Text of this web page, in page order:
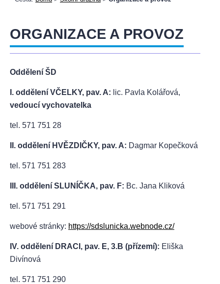
ORGANIZACE A PROVOZ
Oddělení ŠD
I. oddělení VČELKY, pav. A: lic. Pavla Kolářová,
vedoucí vychovatelka
tel. 571 751 28
II. oddělení HVĚZDIČKY, pav. A: Dagmar Kopečková
tel. 571 751 283
III. oddělení SLUNÍČKA, pav. F: Bc. Jana Kliková
tel. 571 751 291
webové stránky: https://sdslunicka.webnode.cz/
IV. oddělení DRACI, pav. E, 3.B (přízemí): Eliška
Divínová
tel. 571 751 290